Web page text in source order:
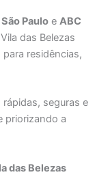
Paulo eABC
das Belezas
residências,
seguras e
priorizando a
das Belezas